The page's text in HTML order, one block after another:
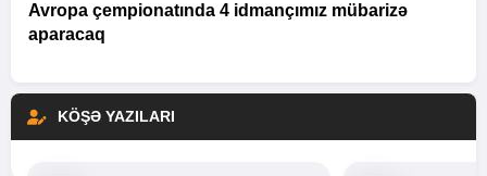
Avropa çempionatında 4 idmançımız mübarizə
aparacaq
KÖŞƏ YAZILARI